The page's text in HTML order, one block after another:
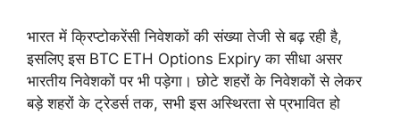
भारत में क्रिप्टोकरेंसी निवेशकों की संख्या तेजी से बढ़ रही है,
इसलिए इस BTC ETH Options Expiry का सीधा असर
भारतीय निवेशकों पर भी पड़ेगा। छोटे शहरों के निवेशकों से लेकर
बड़े शहरों के ट्रेडर्स तक, सभी इस अस्थिरता से प्रभावित हो